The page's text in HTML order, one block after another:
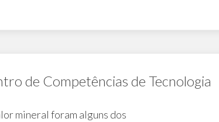
de Competências de Tecnologia
mineral foram alguns dos